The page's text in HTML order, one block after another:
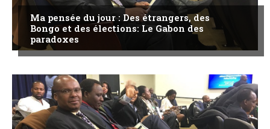
Ma pensée du jour : Des étrangers, des
Bongo et des élections: Le Gabon des
paradoxes